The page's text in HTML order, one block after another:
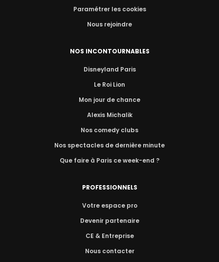
Paramétrer les cookies
Nous rejoindre
NOS INCONTOURNABLES
Disneyland Paris
Le Roi Lion
Mon jour de chance
Alexis Michalik
Nos comedy clubs
Nos spectacles de dernière minute
Que faire à Paris ce week-end ?
PROFESSIONNELS
Votre espace pro
Devenir partenaire
CE & Entreprise
Nous contacter